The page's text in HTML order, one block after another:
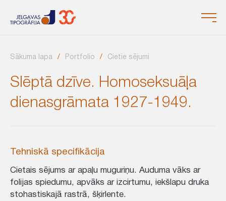
Sākuma lapa Portfolio Cietie sējumi
Slēptā dzīve. Homoseksuāļa
dienasgrāmata 1927-1949.
Tehniskā specifikācija
Cietais sējums ar apaļu muguriņu. Auduma vāks ar
folijas spiedumu, apvāks ar izcirtumu, iekšlapu druka
stohastiskajā rastrā, šķirlente.